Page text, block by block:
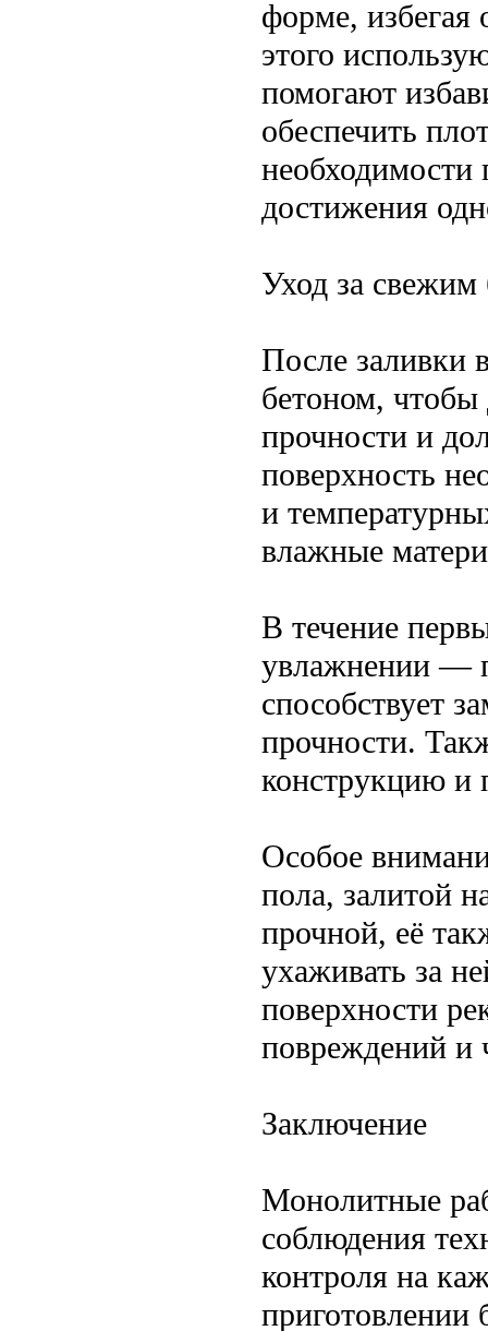
форме, избегая
этого
помогают
обеспечить
достижения
Уход за
После заливки
бетоном, чтобы
прочности и
поверхность
и
влажные
В течение
увлажнении —
способствует
прочности.
конструкцию и
Особое
пола, залитой
прочной, её
ухаживать за
поверхности
повреждений и
Заключение
Монолитные
соблюдения
контроля на
приготовлении